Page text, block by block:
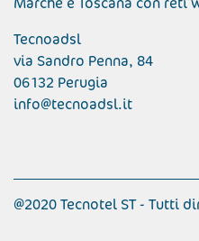
Tecnoadsl
via Sandro Penna, 84
06132 Perugia
info@tecnoadsl.it
@2020 Tecnotel ST - Tutti